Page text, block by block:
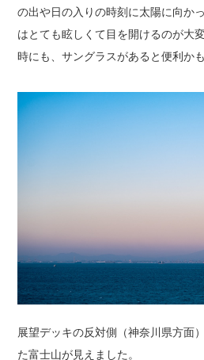
の出や日の入りの時刻に太陽に向か
はとても眩しくて目を開けるのが大
時にも、サングラスがあると便利か
展望デッキの反対側（神奈川県方面
た富士山が見えました。